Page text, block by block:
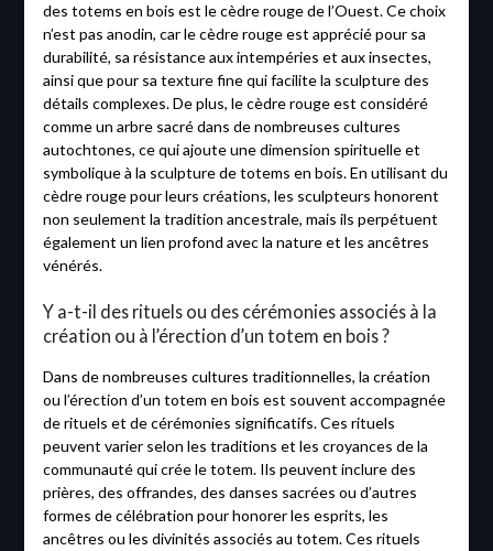
des totems en bois est le cèdre rouge de l’Ouest. Ce choix
n’est pas anodin, car le cèdre rouge est apprécié pour sa
durabilité, sa résistance aux intempéries et aux insectes,
ainsi que pour sa texture fine qui facilite la sculpture des
détails complexes. De plus, le cèdre rouge est considéré
comme un arbre sacré dans de nombreuses cultures
autochtones, ce qui ajoute une dimension spirituelle et
symbolique à la sculpture de totems en bois. En utilisant du
cèdre rouge pour leurs créations, les sculpteurs honorent
non seulement la tradition ancestrale, mais ils perpétuent
également un lien profond avec la nature et les ancêtres
vénérés.
Y a-t-il des rituels ou des cérémonies associés à la
création ou à l’érection d’un totem en bois ?
Dans de nombreuses cultures traditionnelles, la création
ou l’érection d’un totem en bois est souvent accompagnée
de rituels et de cérémonies significatifs. Ces rituels
peuvent varier selon les traditions et les croyances de la
communauté qui crée le totem. Ils peuvent inclure des
prières, des offrandes, des danses sacrées ou d’autres
formes de célébration pour honorer les esprits, les
ancêtres ou les divinités associés au totem. Ces rituels